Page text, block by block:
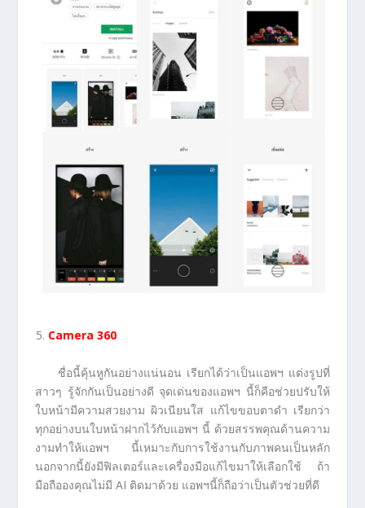
Camera 360
ชื่อนี้คุ้นหูกันอย่างแน่นอน เรียกได้ว่าเป็นแอพฯ แต่งรูปที่
สาวๆ รู้จักกันเป็นอย่างดี จุดเด่นของแอพฯ นี้ก็คือช่วยปรับให้
ใบหน้ามีความสวยงาม ผิวเนียนใส แก้ไขขอบตาดำ เรียกว่า
ทุกอย่างบนใบหน้าฝากไว้กับแอพฯ นี้ ด้วยสรรพคุณด้านความ
งามทำให้แอพฯ นี้เหมาะกับการใช้งานกับภาพคนเป็นหลัก
นอกจากนี้ยังมีฟิลเตอร์และเครื่องมือแก้ไขมาให้เลือกใช้ ถ้า
มือถือองคุณไม่มี AI ติดมาด้วย แอพฯนี้ก็ถือว่าเป็นตัวช่วยที่ดี